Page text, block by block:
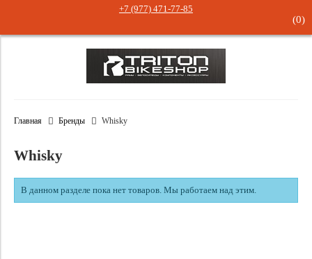
+7 (977) 471-77-85
(0)
Главная Бренды Whisky
Whisky
В данном разделе пока нет товаров. Мы работаем над этим.